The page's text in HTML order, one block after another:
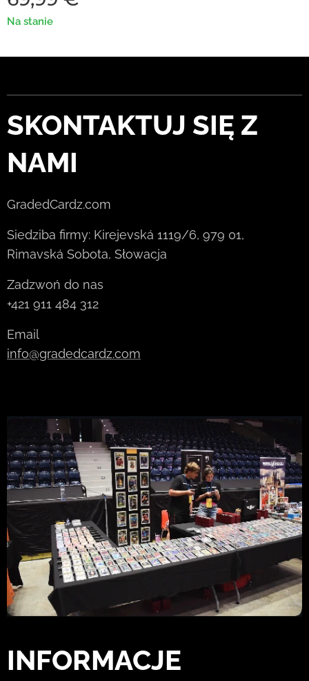
Na stanie
SKONTAKTUJ SIĘ Z
NAMI
GradedCardz.com
Siedziba firmy: Kirejevská 1119/6, 979 01,
Rimavská Sobota, Słowacja
Zadzwoń do nas
+421 911 484 312
Email
info@gradedcardz.com
INFORMACJE